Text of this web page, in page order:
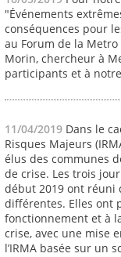
"Événements
conséquences pour
au Forum de la
Morin, chercheur à
participants et à
11/04/2019 Dans le
Risques Majeurs
élus des communes
de crise. Les trois
début 2019 ont réuni
différentes. Elles ont
fonctionnement et à
crise, avec une mise
l’IRMA basée sur un